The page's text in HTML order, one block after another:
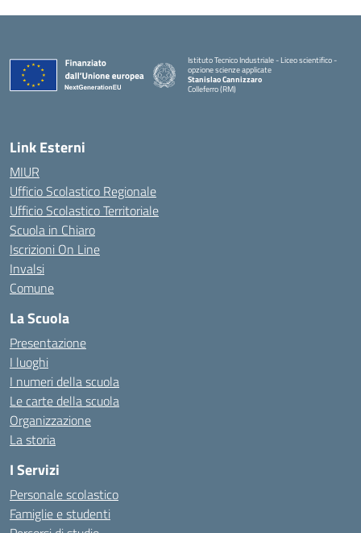
Istituto Tecnico Industriale - Liceo scientifico -
opzione scienze applicate
Stanislao Cannizzaro
Colleferro (RM)
Link Esterni
MIUR
Ufficio Scolastico Regionale
Ufficio Scolastico Territoriale
Scuola in Chiaro
Iscrizioni On Line
Invalsi
Comune
La Scuola
Presentazione
I luoghi
I numeri della scuola
Le carte della scuola
Organizzazione
La storia
I Servizi
Personale scolastico
Famiglie e studenti